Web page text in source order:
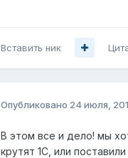
Вставить ник
Опубликовано 24 июля,
В этом все и дело! мы
крутят 1С, или